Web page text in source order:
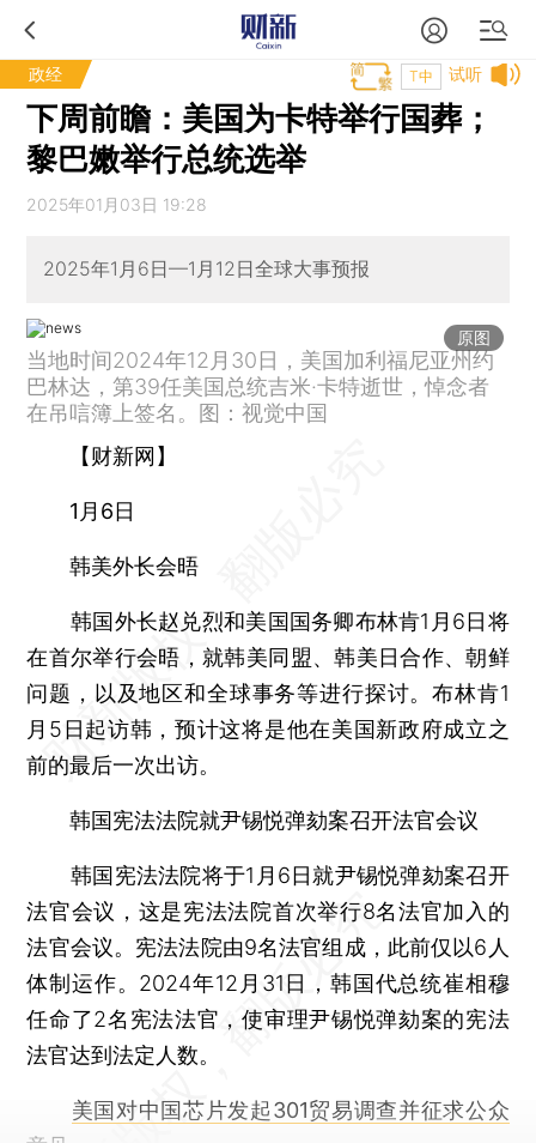
政经 试听
T中
下周前瞻：美国为卡特举行国葬；
黎巴嫩举行总统选举
2025年01月03日 19:28
2025年1月6日—1月12日全球大事预报
原图
当地时间2024年12月30日，美国加利福尼亚州约
巴林达，第39任美国总统吉米·卡特逝世，悼念者
在吊唁簿上签名。图：视觉中国
【财新网】
1月6日
韩美外长会晤
韩国外长赵兑烈和美国国务卿布林肯1月6日将
在首尔举行会晤，就韩美同盟、韩美日合作、朝鲜
问题，以及地区和全球事务等进行探讨。布林肯1
月5日起访韩，预计这将是他在美国新政府成立之
前的最后一次出访。
韩国宪法法院就尹锡悦弹劾案召开法官会议
韩国宪法法院将于1月6日就尹锡悦弹劾案召开
法官会议，这是宪法法院首次举行8名法官加入的
法官会议。宪法法院由9名法官组成，此前仅以6人
体制运作。2024年12月31日，韩国代总统崔相穆
任命了2名宪法法官，使审理尹锡悦弹劾案的宪法
法官达到法定人数。
美国对中国芯片发起301贸易调查并征求公众